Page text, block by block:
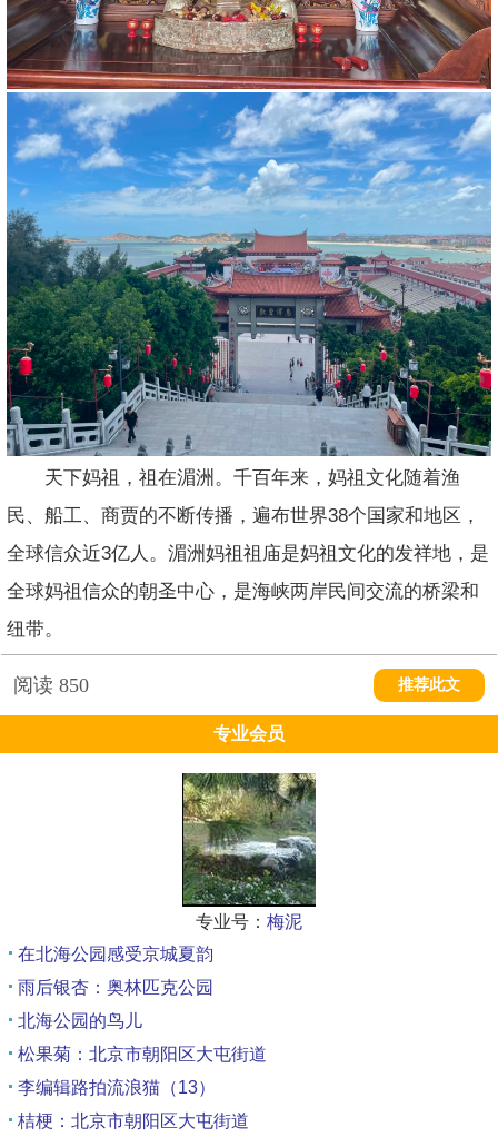
天下妈祖，祖在湄洲。千百年来，妈祖文化随着渔
民、船工、商贾的不断传播，遍布世界38个国家和地区，
全球信众近3亿人。湄洲妈祖祖庙是妈祖文化的发祥地，是
全球妈祖信众的朝圣中心，是海峡两岸民间交流的桥梁和
纽带。
阅读 850 推荐此文
专业会员
专业号： 梅泥
在北海公园感受京城夏韵
雨后银杏：奥林匹克公园
北海公园的鸟儿
松果菊：北京市朝阳区大屯街道
李编辑路拍流浪猫（13）
桔梗：北京市朝阳区大屯街道